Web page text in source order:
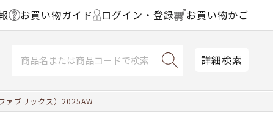
お買い物ガイド ログイン・登録 お買い物かご
詳細検索
ァブリックス）2025AW